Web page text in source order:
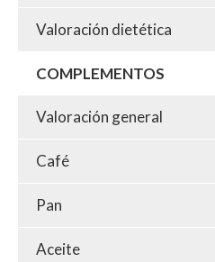
Valoración dietética
COMPLEMENTOS
Valoración general
Café
Pan
Aceite